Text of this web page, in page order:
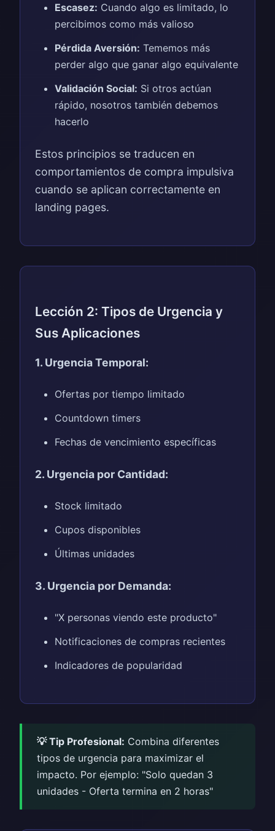
Escasez: Cuando algo es limitado, lo
percibimos como más valioso
Pérdida Aversión: Tememos más
perder algo que ganar algo equivalente
Validación Social: Si otros actúan
rápido, nosotros también debemos
hacerlo
Estos principios se traducen en
comportamientos de compra impulsiva
cuando se aplican correctamente en
landing pages.
Lección 2: Tipos de Urgencia y
Sus Aplicaciones
1. Urgencia Temporal:
Ofertas por tiempo limitado
Countdown timers
Fechas de vencimiento específicas
2. Urgencia por Cantidad:
Stock limitado
Cupos disponibles
Últimas unidades
3. Urgencia por Demanda:
"X personas viendo este producto"
Notificaciones de compras recientes
Indicadores de popularidad
💡 Tip Profesional: Combina diferentes
tipos de urgencia para maximizar el
impacto. Por ejemplo: "Solo quedan 3
unidades - Oferta termina en 2 horas"